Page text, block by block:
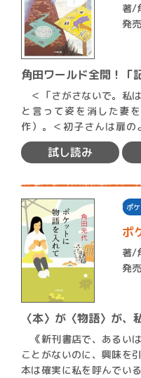
著/
発
角田ワールド全開！「
＜「さがさないで。私
と言って姿を消した妻
作）。＜初子さんは扉の
に、扉の向こう…
試し読み
ポ
ポ
著/
発
〈本〉が〈物語〉が、
《新刊書店で、あるい
ことがないのに、興味を
本は確実に私を呼んでい